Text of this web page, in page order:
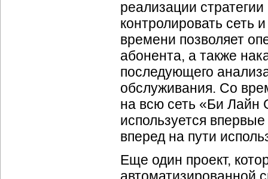
реализации
контролировать сеть
времени позволяет
абонента, а также
последующего
обслуживания. Со
на всю сеть «Би Лайн
используется
вперед на пути
Еще один проект,